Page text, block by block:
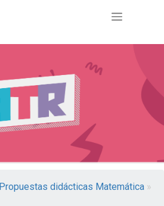
Propuestas didácticas Matemática »